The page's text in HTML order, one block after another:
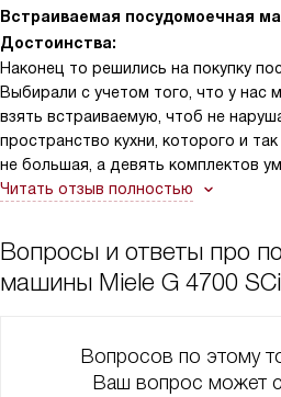
Встраиваемая посудомоечная
Достоинства:
Наконец то решились на покупку
Выбирали с учетом того, что у нас
взять встраиваемую, чтоб не
пространство кухни, которого и
не большая, а девять комплектов
запуске, больше у нас не
Читать отзыв полностью
Вопросы и ответы про
машины Miele G 4700 SCi
Вопросов по этому
Ваш вопрос может